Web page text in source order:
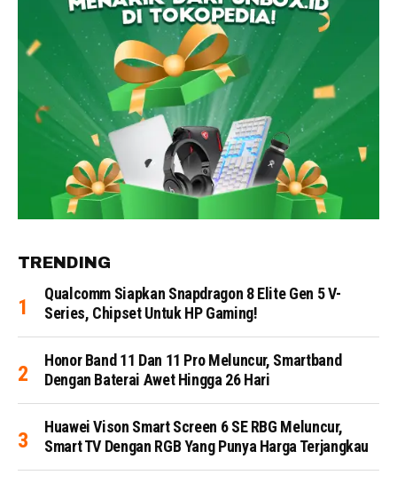
TRENDING
Qualcomm Siapkan Snapdragon 8 Elite Gen 5 V-
Series, Chipset Untuk HP Gaming!
Honor Band 11 Dan 11 Pro Meluncur, Smartband
Dengan Baterai Awet Hingga 26 Hari
Huawei Vison Smart Screen 6 SE RBG Meluncur,
Smart TV Dengan RGB Yang Punya Harga Terjangkau